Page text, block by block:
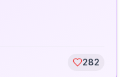
282